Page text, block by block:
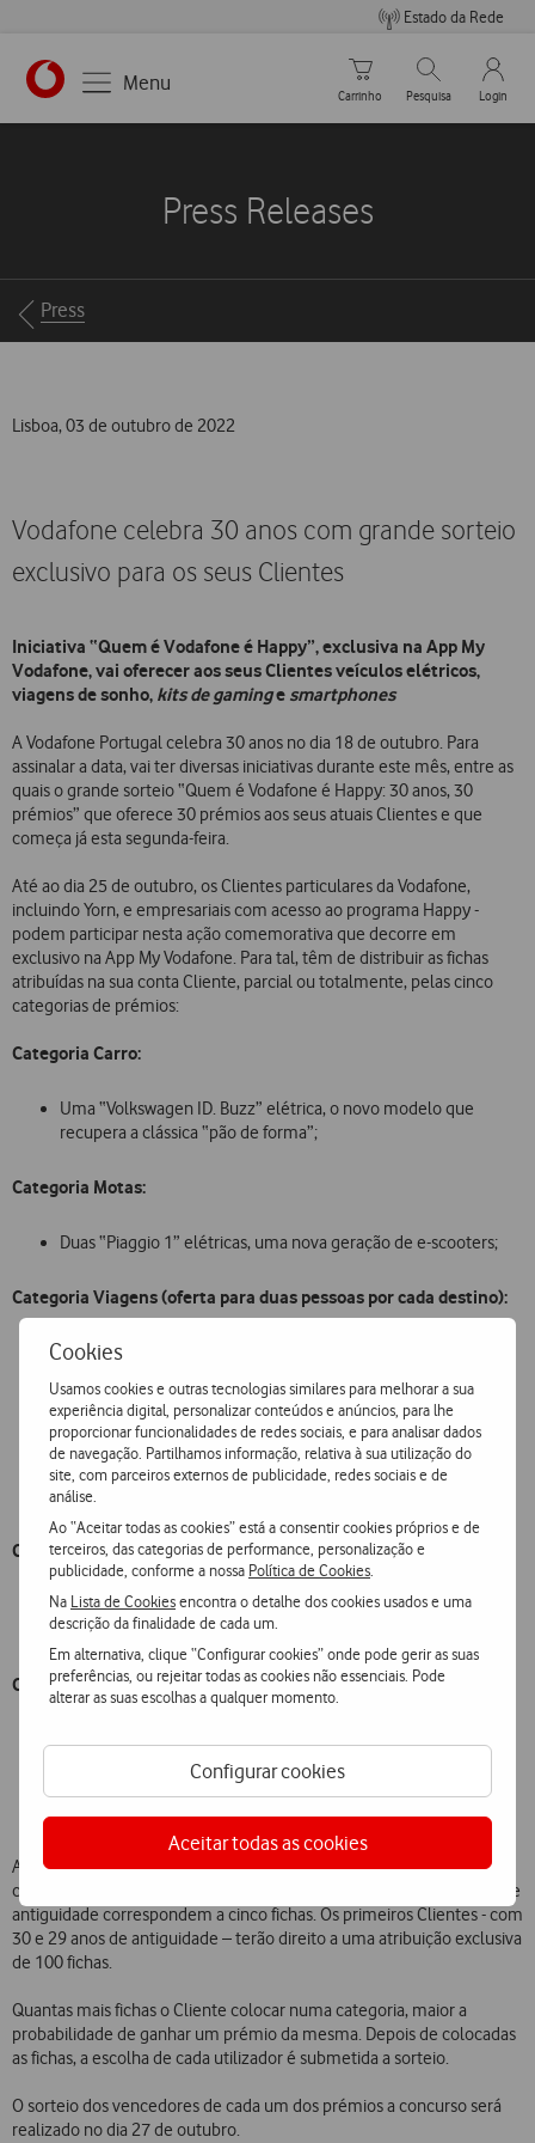
Cookies
Usamos cookies e outras tecnologias similares para melhorar a sua
experiência digital, personalizar conteúdos e anúncios, para lhe
proporcionar funcionalidades de redes sociais, e para analisar dados
de navegação. Partilhamos informação, relativa à sua utilização do
site, com parceiros externos de publicidade, redes sociais e de
análise.
Ao “Aceitar todas as cookies” está a consentir cookies próprios e de
terceiros, das categorias de performance, personalização e
publicidade, conforme a nossa Política de Cookies
Na Lista de Cookiesencontra o detalhe dos cookies usados e uma
descrição da finalidade de cada um.
Em alternativa, clique “Configurar cookies” onde pode gerir as suas
preferências, ou rejeitar todas as cookies não essenciais. Pode
alterar as suas escolhas a qualquer momento.
Configurar cookies
Aceitar todas as cookies
Estado da Rede
https://www.vodafone.pt
Menu
Carrinho de compras
Carrinho
Pesquisar
Pesquisa
My
Login
Press Releases
Breadcrumbs
Press
Lisboa, 03 de outubro de 2022
Vodafone celebra 30 anos com grande sorteio
exclusivo para os seus Clientes
Iniciativa “Quem é Vodafone é Happy”, exclusiva na App My
Vodafone, vai oferecer aos seus Clientes veículos elétricos,
viagens de sonho, kits de gaminge smartphones
A Vodafone Portugal celebra 30 anos no dia 18 de outubro. Para
assinalar a data, vai ter diversas iniciativas durante este mês, entre as
quais o grande sorteio “Quem é Vodafone é Happy: 30 anos, 30
prémios” que oferece 30 prémios aos seus atuais Clientes e que
começa já esta segunda-feira.
Até ao dia 25 de outubro, os Clientes particulares da Vodafone,
incluindo Yorn, e empresariais com acesso ao programa Happy -
podem participar nesta ação comemorativa que decorre em
exclusivo na App My Vodafone. Para tal, têm de distribuir as fichas
atribuídas na sua conta Cliente, parcial ou totalmente, pelas cinco
categorias de prémios:
Categoria Carro:
Uma “Volkswagen ID. Buzz” elétrica, o novo modelo que
recupera a clássica “pão de forma”;
Categoria Motas:
Duas “Piaggio 1” elétricas, uma nova geração de e-scooters;
Categoria Viagens (oferta para duas pessoas por cada destino):
Nova Iorque com voos, estada, um pôr do sol no “The Edge” e
partir do céu;
Zanzibar + Tanzânia com voos, estada, dias nas praias de areia
branca e águas turquesas e um inesquecível safari;
Islândia para usufruir de uma experiência única de
contemplação do fenómeno das auroras boreais;
Categoria Experiência:
Nove passeios e dormidas num Iate Privado no Rio Douro com
prova vinhos incluída;
Categoria Tecnologia:
Setekitsdegaming, que incluem: uma PlayStation5 e uma
dezena de acessórios e jogos;
, os mais recentes modelos com tecnologia
5G e sistema operativo iOS e Android.
As fichas de cada Cliente são atribuídas automaticamente de acordo
com a antiguidade do serviço contratado. Por exemplo, cinco anos de
antiguidade correspondem a cinco fichas. Os primeiros Clientes - com
30 e 29 anos de antiguidade – terão direito a uma atribuição exclusiva
de 100 fichas.
Quantas mais fichas o Cliente colocar numa categoria, maior a
probabilidade de ganhar um prémio da mesma. Depois de colocadas
as fichas, a escolha de cada utilizador é submetida a sorteio.
O sorteio dos vencedores de cada um dos prémios a concurso será
realizado no dia 27 de outubro.